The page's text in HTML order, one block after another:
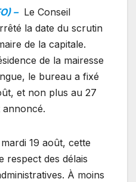
– Le Conseil
la date du scrutin
de la capitale.
de la mairesse
le bureau a fixé
et non plus au 27
19 août, cette
respect des délais
À moins